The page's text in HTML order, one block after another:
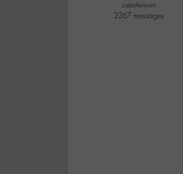
Labohémien
2367 messages